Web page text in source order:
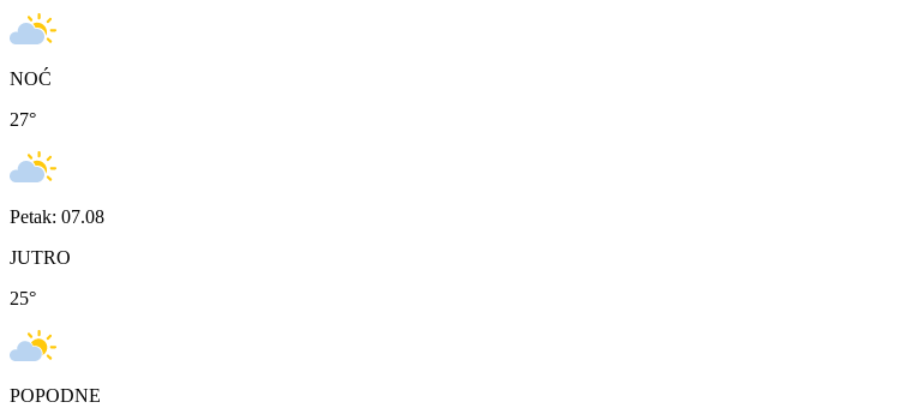
NOĆ
27°
Petak: 07.08
JUTRO
25°
POPODNE